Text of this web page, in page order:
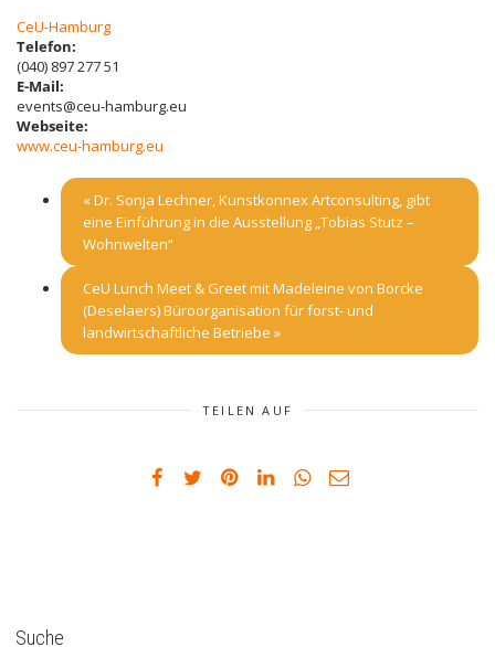
CeU-Hamburg
Telefon:
(040) 897 277 51
E-Mail:
events@ceu-hamburg.eu
Webseite:
www.ceu-hamburg.eu
«Dr. Sonja Lechner, Kunstkonnex Artconsulting, gibt
eine Einführung in die Ausstellung „Tobias Stutz –
Wohnwelten“
CeU Lunch Meet & Greet mit Madeleine von Borcke
(Deselaers) Büroorganisation für forst- und
landwirtschaftliche Betriebe »
TEILEN AUF
Suche